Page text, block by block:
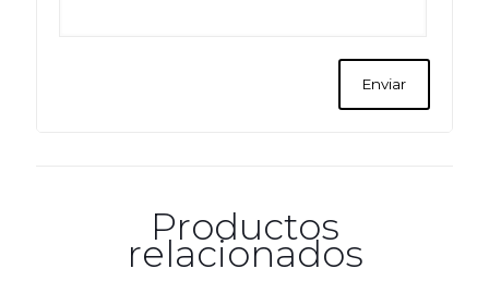
Productos
relacionados